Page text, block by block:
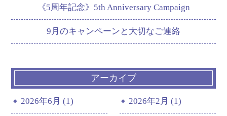
《5周年記念》5th Anniversary Campaign
9月のキャンペーンと大切なご連絡
アーカイブ
2026年6月 (1) 2026年2月 (1)